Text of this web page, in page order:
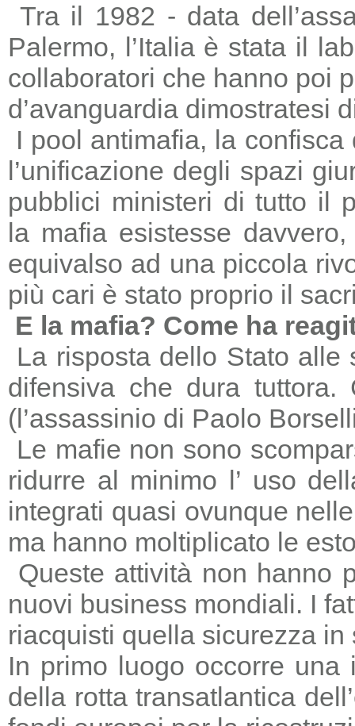
Tra il 1982 - data
Palermo, l’Italia è stata il
collaboratori che hanno poi
d’avanguardia dimostratesi
I pool antimafia, la
l’unificazione degli spazi
pubblici ministeri di tutto il
la mafia esistesse
equivalso ad una piccola
più cari è stato proprio il
E la mafia? Come ha
La risposta dello Stato alle
difensiva che dura
(l’assassinio di Paolo
Le mafie non sono
ridurre al minimo l’ uso
integrati quasi ovunque
ma hanno moltiplicato le
Queste attività non hanno
nuovi business mondiali. I
riacquisti quella sicurezza
In primo luogo occorre
della rotta transatlantica